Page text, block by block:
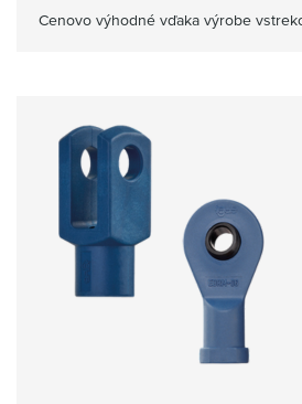
Cenovo výhodné vďaka výrobe